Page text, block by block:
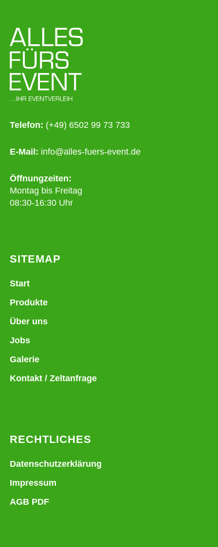
Telefon: (+49) 6502 99 73 733
E-Mail: info@alles-fuers-event.de
Öffnungzeiten:
Montag bis Freitag
08:30-16:30 Uhr
SITEMAP
Start
Produkte
Über uns
Jobs
Galerie
Kontakt / Zeltanfrage
RECHTLICHES
Datenschutzerklärung
Impressum
AGB PDF